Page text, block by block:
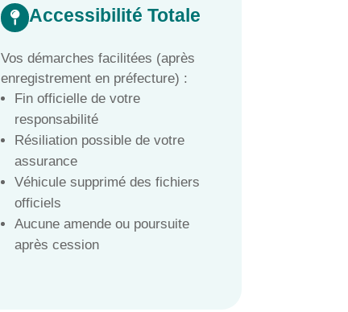
 Accessibilité Totale
Vos démarches facilitées (après
enregistrement en préfecture) :
Fin officielle de votre
responsabilité
Résiliation possible de votre
assurance
Véhicule supprimé des fichiers
officiels
Aucune amende ou poursuite
après cession